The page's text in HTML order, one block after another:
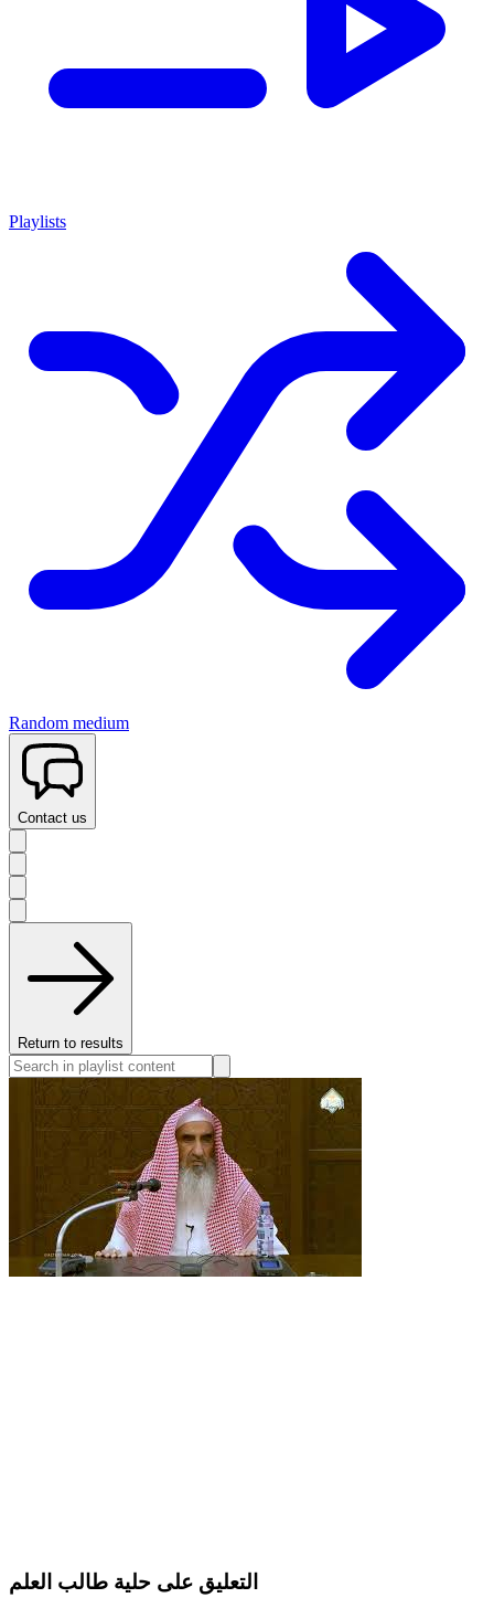
Playlists
Random medium
Contact us
Return to results
التعليق على حلية طالب العلم